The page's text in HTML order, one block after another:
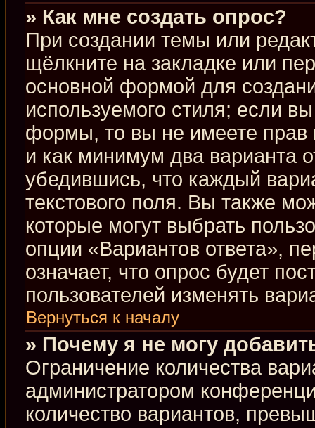
» Как мне создать опрос?
При создании темы или
щёлкните на закладке или
основной формой для
используемого стиля; если
формы, то вы не имеете прав
и как минимум два варианта
убедившись, что каждый
текстового поля. Вы также
которые могут выбрать
опции «Вариантов ответа»,
означает, что опрос будет
пользователей изменять
Вернуться к началу
» Почему я не могу
Ограничение количества
администратором
количество вариантов,